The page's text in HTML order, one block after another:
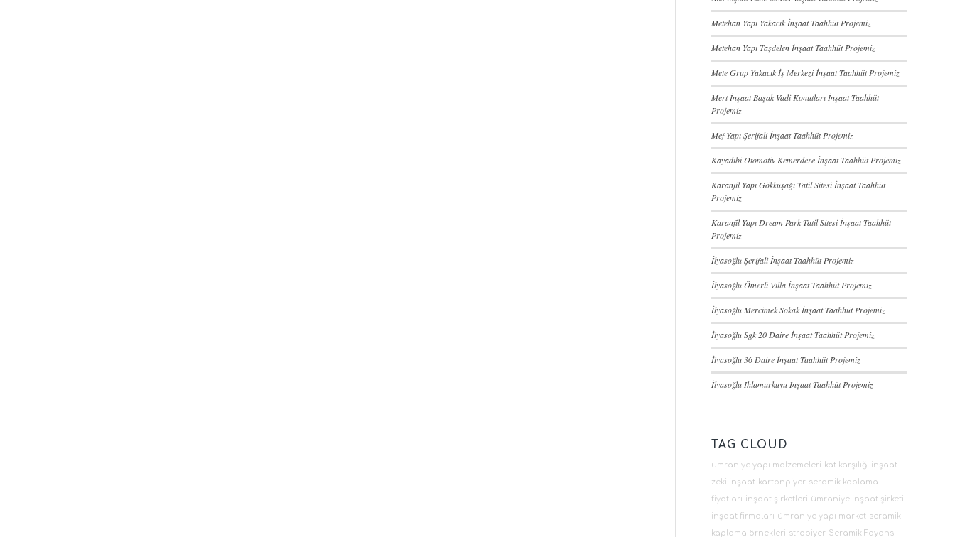
Metehan Yapı Yakacık İnşaat Taahhüt Projemiz
Metehan Yapı Taşdelen İnşaat Taahhüt Projemiz
Mete Grup Yakacık İş Merkezi İnşaat Taahhüt Projemiz
Mert İnşaat Başak Vadi Konutları İnşaat Taahhüt
Projemiz
Mef Yapı Şerifali İnşaat Taahhüt Projemiz
Kayadibi Otomotiv Kemerdere İnşaat Taahhüt Projemiz
Karanfil Yapı Gökkuşağı Tatil Sitesi İnşaat Taahhüt
Projemiz
Karanfil Yapı Dream Park Tatil Sitesi İnşaat Taahhüt
Projemiz
İlyasoğlu Şerifali İnşaat Taahhüt Projemiz
İlyasoğlu Ömerli Villa İnşaat Taahhüt Projemiz
İlyasoğlu Mercimek Sokak İnşaat Taahhüt Projemiz
İlyasoğlu Sgk 20 Daire İnşaat Taahhüt Projemiz
İlyasoğlu 36 Daire İnşaat Taahhüt Projemiz
İlyasoğlu Ihlamurkuyu İnşaat Taahhüt Projemiz
TAG CLOUD
ümraniye yapı malzemeleri kat karşılığı inşaat
zeki inşaat kartonpiyer seramik kaplama
fiyatları inşaat şirketleri ümraniye inşaat şirketi
inşaat firmaları ümraniye yapı market seramik
kaplama örnekleri stropiyer Seramik Fayans